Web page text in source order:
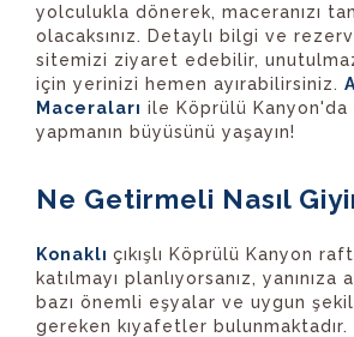
yolculukla dönerek, maceranızı
olacaksınız. Detaylı bilgi ve
sitemizi ziyaret edebilir,
için yerinizi hemen ayırabilirsiniz.
Maceraları ile Köprülü
yapmanın büyüsünü yaşayın!
Ne Getirmeli Nasıl
Konaklı çıkışlı Köprülü Kanyon
katılmayı planlıyorsanız, yanınıza
bazı önemli eşyalar ve uygun
gereken kıyafetler bulunmaktadır.